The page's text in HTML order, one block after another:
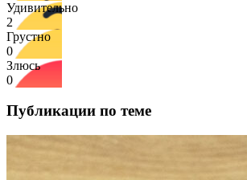
Удивительно
2
Грустно
0
Злюсь
0
Публикации по теме